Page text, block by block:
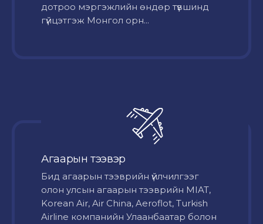
дотроо мэргэжлийн өндөр түвшинд
гүйцэтгэж Монгол орн...
Агаарын тээвэр
Бид агаарын тээврийн үйлчилгээг
олон улсын агаарын тээврийн MIAT,
Korean Air, Air China, Aeroflot, Turkish
Airline компанийн Улаанбаатар болон